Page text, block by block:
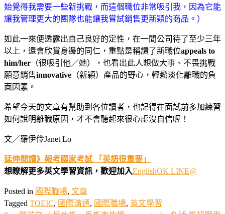
始覺得我需要一些新挑戰，而這個職位非常吸引我，因為它能
讓我管理更大的團隊也能讓我嘗試銷售更新穎的商品。）
如此一來便透露出自己良好的定性，在一間公司待了至少三年
以上，還會欣賞身邊的同仁，重點是稱讚了新職位appeals to
him/her （很吸引他／她），也看出此人想做大事、不畏挑戰
願意銷售innovative （新穎）產品的野心，輕鬆淡化離職的負
面因素。
希望今天的文章有幫助到各位讀者，也記得在面試前多加練習
如何說明離職原因，才不會聽起來很心虛沒自信喔！
文／羅伊伶Janet Lo
延伸閱讀》報考國家考試 「英語很重要」
想瞭解更多英文學習資訊 ， 歡迎加入EnglishOK LINE@
Posted in 國際職場, 文章
Tagged TOEIC, 國際溝通, 國際職場, 英文學習